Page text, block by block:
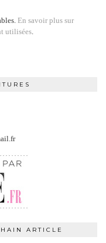
En savoir plus sur
utilisées.
ARTICLE